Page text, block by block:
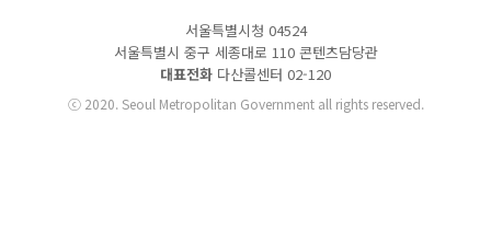
서울특별시청 04524
서울특별시 중구 세종대로 110 콘텐츠담당관
대표전화 다산콜센터 02-120
ⓒ2020. Seoul Metropolitan Government all rights reserved.